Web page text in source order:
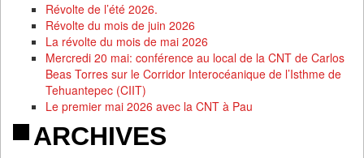
Révolte de l’été 2026.
Révolte du mois de juin 2026
La révolte du mois de mai 2026
Mercredi 20 mai: conférence au local de la CNT de Carlos
Beas Torres sur le Corridor Interocéanique de l’Isthme de
Tehuantepec (CIIT)
Le premier mai 2026 avec la CNT à Pau
ARCHIVES